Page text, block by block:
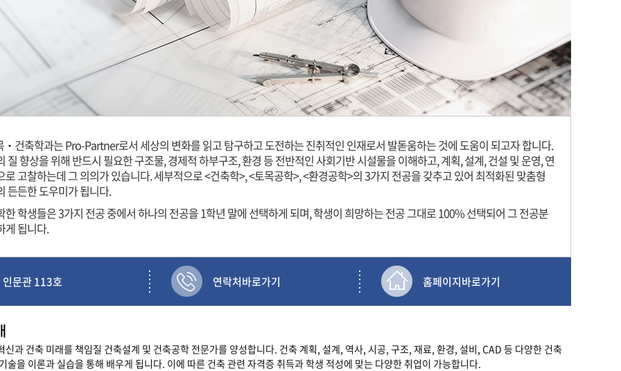
건축학과는 Pro-Partner로서 세상의 변화를 읽고 탐구하고 도전하는 진취적인 인재로서 발돋움하는 것에 도움이 되고자 합니다.
질 향상을 위해 반드시 필요한 구조물, 경제적 하부구조, 환경 등 전반적인 사회기반 시설물을 이해하고, 계획, 설계, 건설 및 운영, 연
로 고찰하는데 그 의의가 있습니다. 세부적으로 <건축학>, <토목공학>, <환경공학>의 3가지 전공을 갖추고 있어 최적화된 맞춤형
든든한 도우미가 됩니다.
한 학생들은 3가지 전공 중에서 하나의 전공을 1학년 말에 선택하게 되며, 학생이 희망하는 전공 그대로 100% 선택되어 그 전공분
게 됩니다.
인문관 113호 연락처바로가기 홈페이지바로가기
신과 건축 미래를 책임질 건축설계 및 건축공학 전문가를 양성합니다. 건축 계획, 설계, 역사, 시공, 구조, 재료, 환경, 설비, CAD 등 다양한 건축
술을 이론과 실습을 통해 배우게 됩니다. 이에 따른 건축 관련 자격증 취득과 학생 적성에 맞는 다양한 취업이 가능합니다.